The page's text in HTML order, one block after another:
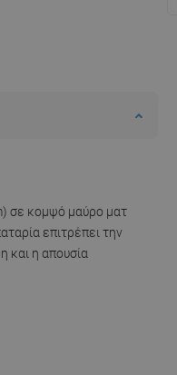
σε κομψό μαύρο ματ
επιτρέπει την
και η απουσία